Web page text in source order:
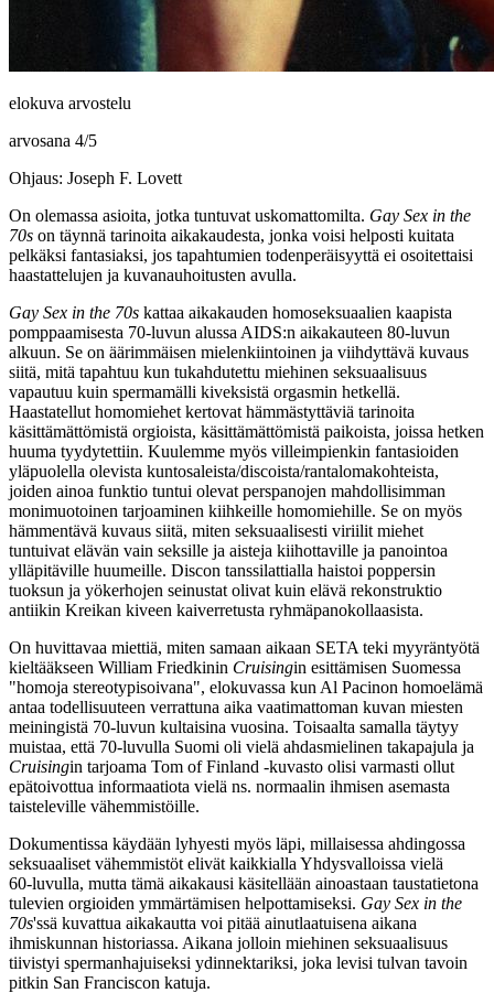
elokuva arvostelu
arvosana 4/5
Ohjaus: Joseph F. Lovett
On olemassa asioita, jotka tuntuvat uskomattomilta. Gay Sex in the
70s on täynnä tarinoita aikakaudesta, jonka voisi helposti kuitata
pelkäksi fantasiaksi, jos tapahtumien todenperäisyyttä ei osoitettaisi
haastattelujen ja kuvanauhoitusten avulla.
Gay Sex in the 70s kattaa aikakauden homoseksuaalien kaapista
pomppaamisesta 70‑luvun alussa AIDS:n aikakauteen 80‑luvun
alkuun. Se on äärimmäisen mielenkiintoinen ja viihdyttävä kuvaus
siitä, mitä tapahtuu kun tukahdutettu miehinen seksuaalisuus
vapautuu kuin spermamälli kiveksistä orgasmin hetkellä.
Haastatellut homomiehet kertovat hämmästyttäviä tarinoita
käsittämättömistä orgioista, käsittämättömistä paikoista, joissa hetken
huuma tyydytettiin. Kuulemme myös villeimpienkin fantasioiden
yläpuolella olevista kuntosaleista/discoista/rantalomakohteista,
joiden ainoa funktio tuntui olevat perspanojen mahdollisimman
monimuotoinen tarjoaminen kiihkeille homomiehille. Se on myös
hämmentävä kuvaus siitä, miten seksuaalisesti viriilit miehet
tuntuivat elävän vain seksille ja aisteja kiihottaville ja panointoa
ylläpitäville huumeille. Discon tanssilattialla haistoi poppersin
tuoksun ja yökerhojen seinustat olivat kuin elävä rekonstruktio
antiikin Kreikan kiveen kaiverretusta ryhmäpanokollaasista.
On huvittavaa miettiä, miten samaan aikaan SETA teki myyräntyötä
kieltääkseen William Friedkinin Cruisingin esittämisen Suomessa
"homoja stereotypisoivana", elokuvassa kun Al Pacinon homoelämä
antaa todellisuuteen verrattuna aika vaatimattoman kuvan miesten
meiningistä 70‑luvun kultaisina vuosina. Toisaalta samalla täytyy
muistaa, että 70‑luvulla Suomi oli vielä ahdasmielinen takapajula ja
Cruisingin tarjoama Tom of Finland ‑kuvasto olisi varmasti ollut
epätoivottua informaatiota vielä ns. normaalin ihmisen asemasta
taisteleville vähemmistöille.
Dokumentissa käydään lyhyesti myös läpi, millaisessa ahdingossa
seksuaaliset vähemmistöt elivät kaikkialla Yhdysvalloissa vielä
60‑luvulla, mutta tämä aikakausi käsitellään ainoastaan taustatietona
tulevien orgioiden ymmärtämisen helpottamiseksi. Gay Sex in the
70s'ssä kuvattua aikakautta voi pitää ainutlaatuisena aikana
ihmiskunnan historiassa. Aikana jolloin miehinen seksuaalisuus
tiivistyi spermanhajuiseksi ydinnektariksi, joka levisi tulvan tavoin
pitkin San Franciscon katuja.